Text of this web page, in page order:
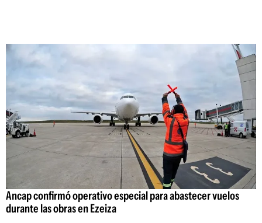
Ancap confirmó operativo especial para abastecer vuelos
durante las obras en Ezeiza